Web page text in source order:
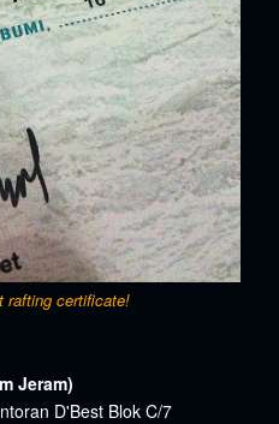
rafting certificate!
Jeram)
D'Best Blok C/7